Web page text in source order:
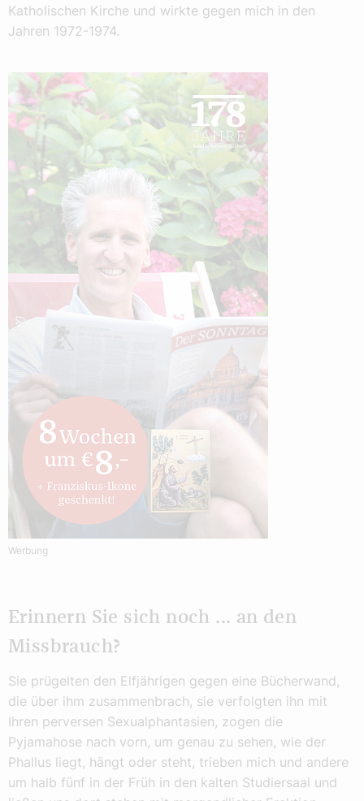
Katholischen Kirche und wirkte gegen mich in den
Jahren 1972-1974.
Werbung
Erinnern Sie sich noch ... an den
Missbrauch?
Sie prügelten den Elfjährigen gegen eine Bücherwand,
die über ihm zusammenbrach, sie verfolgten ihn mit
Ihren perversen Sexualphantasien, zogen die
Pyjamahose nach vorn, um genau zu sehen, wie der
Phallus liegt, hängt oder steht, trieben mich und andere
um halb fünf in der Früh in den kalten Studiersaal und